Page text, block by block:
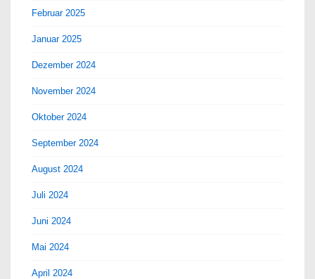
Februar 2025
Januar 2025
Dezember 2024
November 2024
Oktober 2024
September 2024
August 2024
Juli 2024
Juni 2024
Mai 2024
April 2024